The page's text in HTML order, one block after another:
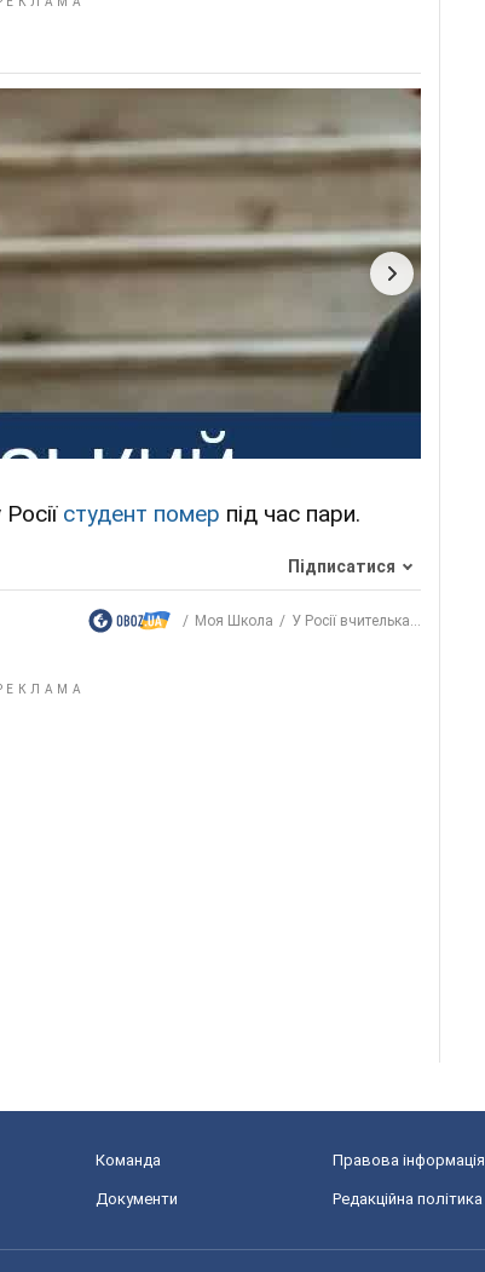
Росіїстудент помер під час пари.
Підписатися
Моя Школа У Росії вчителька...
Команда Правова інформація
Документи Редакційна політика